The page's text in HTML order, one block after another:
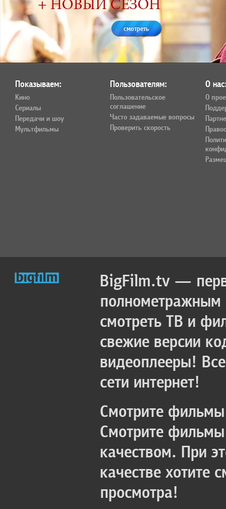
смотреть
Показываем:
Кино
Сериалы
Передачи и шоу
Мультфильмы
Пользователям:
Пользовательское
соглашение
Часто задаваемые вопросы
Проверить скорость
О
О
BigFilm.tv —
полнометражным
смотреть ТВ и
свежие версии
видеоплееры!
сети интернет!
Смотрите
Смотрите
качеством. При
качестве хотите
просмотра!